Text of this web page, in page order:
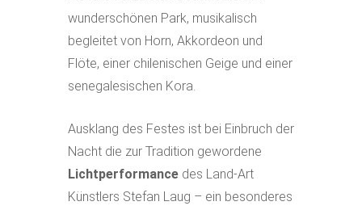
wunderschönen Park, musikalisch
begleitet von Horn, Akkordeon und
Flöte, einer chilenischen Geige und einer
senegalesischen Kora.
Ausklang des Festes ist bei Einbruch der
Nacht die zur Tradition gewordene
Lichtperformance des Land-Art
Künstlers Stefan Laug – ein besonderes